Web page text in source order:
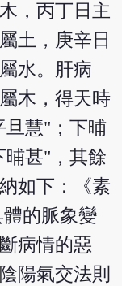
，丙丁日主
土，庚辛日
水。肝病
木，得天時
旦慧"；下晡
晡甚"，其餘
如下：《素
體的脈象變
病情的惡
陽氣交法則